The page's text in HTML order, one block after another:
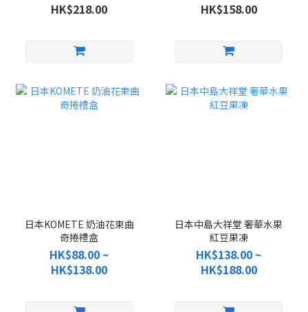
HK$218.00 HK$158.00
日本KOMETE 奶油花束曲
奇捲禮盒
HK$88.00 ~
HK$138.00
日本中島大祥堂 奢華水果
紅豆果凍
HK$138.00 ~
HK$188.00